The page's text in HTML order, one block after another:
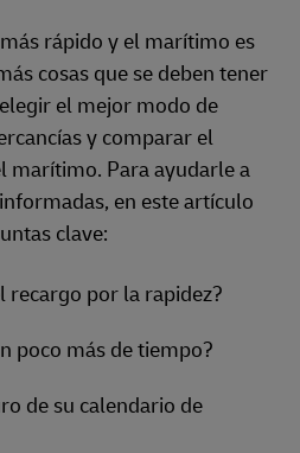
rápido y el marítimo es
cosas que se deben tener
el mejor modo de
y comparar el
marítimo. Para ayudarle a
en este artículo
clave:
recargo por la rapidez?
poco más de tiempo?
de su calendario de